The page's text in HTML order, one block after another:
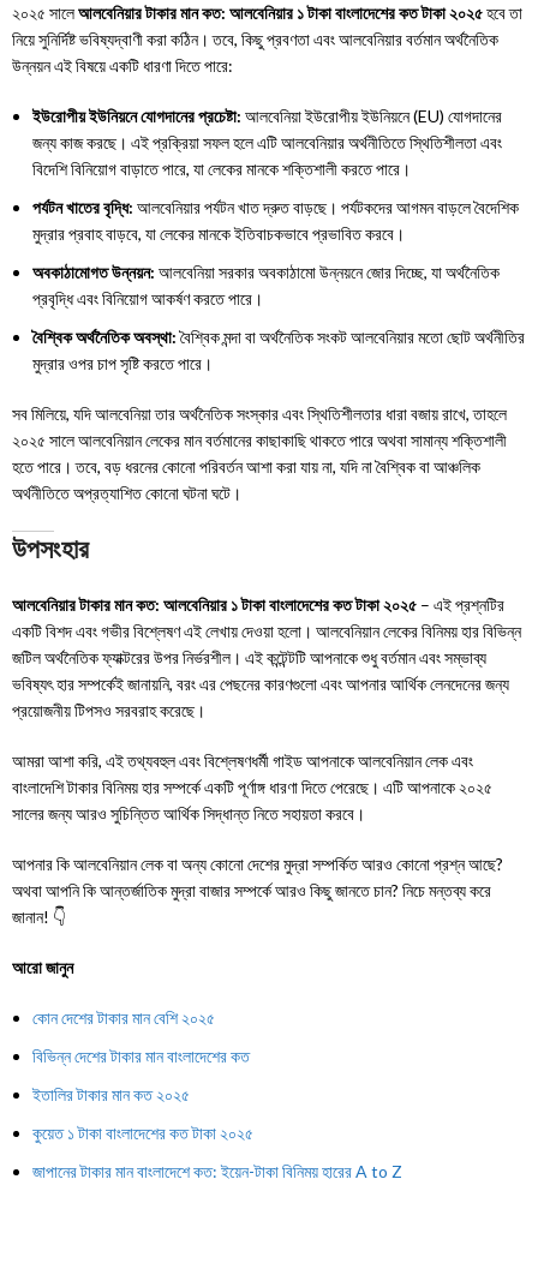
২০২৫ সালেআলবেনিয়ার টাকার মান কত: আলবেনিয়ার ১ টাকা বাংলাদেশের কত টাকা ২০২৫হবে তা
নিয়ে সুনির্দিষ্ট ভবিষ্যদ্বাণী করা কঠিন। তবে, কিছু প্রবণতা এবং আলবেনিয়ার বর্তমান অর্থনৈতিক
উন্নয়ন এই বিষয়ে একটি ধারণা দিতে পারে:
ইউরোপীয় ইউনিয়নে যোগদানের প্রচেষ্টা: আলবেনিয়া ইউরোপীয় ইউনিয়নে (EU) যোগদানের
জন্য কাজ করছে। এই প্রক্রিয়া সফল হলে এটি আলবেনিয়ার অর্থনীতিতে স্থিতিশীলতা এবং
বিদেশি বিনিয়োগ বাড়াতে পারে, যা লেকের মানকে শক্তিশালী করতে পারে।
পর্যটন খাতের বৃদ্ধি: আলবেনিয়ার পর্যটন খাত দ্রুত বাড়ছে। পর্যটকদের আগমন বাড়লে বৈদেশিক
মুদ্রার প্রবাহ বাড়বে, যা লেকের মানকে ইতিবাচকভাবে প্রভাবিত করবে।
অবকাঠামোগত উন্নয়ন: আলবেনিয়া সরকার অবকাঠামো উন্নয়নে জোর দিচ্ছে, যা অর্থনৈতিক
প্রবৃদ্ধি এবং বিনিয়োগ আকর্ষণ করতে পারে।
বৈশ্বিক অর্থনৈতিক অবস্থা:বৈশ্বিক মন্দা বা অর্থনৈতিক সংকট আলবেনিয়ার মতো ছোট অর্থনীতির
মুদ্রার ওপর চাপ সৃষ্টি করতে পারে।
সব মিলিয়ে, যদি আলবেনিয়া তার অর্থনৈতিক সংস্কার এবং স্থিতিশীলতার ধারা বজায় রাখে, তাহলে
২০২৫ সালে আলবেনিয়ান লেকের মান বর্তমানের কাছাকাছি থাকতে পারে অথবা সামান্য শক্তিশালী
হতে পারে। তবে, বড় ধরনের কোনো পরিবর্তন আশা করা যায় না, যদি না বৈশ্বিক বা আঞ্চলিক
অর্থনীতিতে অপ্রত্যাশিত কোনো ঘটনা ঘটে।
উপসংহার
আলবেনিয়ার টাকার মান কত: আলবেনিয়ার ১ টাকা বাংলাদেশের কত টাকা ২০২৫ – এই প্রশ্নটির
একটি বিশদ এবং গভীর বিশ্লেষণ এই লেখায় দেওয়া হলো। আলবেনিয়ান লেকের বিনিময় হার বিভিন্ন
জটিল অর্থনৈতিক ফ্যাক্টরের উপর নির্ভরশীল। এই কন্টেন্টটি আপনাকে শুধু বর্তমান এবং সম্ভাব্য
ভবিষ্যৎ হার সম্পর্কেই জানায়নি, বরং এর পেছনের কারণগুলো এবং আপনার আর্থিক লেনদেনের জন্য
প্রয়োজনীয় টিপসও সরবরাহ করেছে।
আমরা আশা করি, এই তথ্যবহুল এবং বিশ্লেষণধর্মী গাইড আপনাকে আলবেনিয়ান লেক এবং
বাংলাদেশি টাকার বিনিময় হার সম্পর্কে একটি পূর্ণাঙ্গ ধারণা দিতে পেরেছে। এটি আপনাকে ২০২৫
সালের জন্য আরও সুচিন্তিত আর্থিক সিদ্ধান্ত নিতে সহায়তা করবে।
আপনার কি আলবেনিয়ান লেক বা অন্য কোনো দেশের মুদ্রা সম্পর্কিত আরও কোনো প্রশ্ন আছে?
অথবা আপনি কি আন্তর্জাতিক মুদ্রা বাজার সম্পর্কে আরও কিছু জানতে চান? নিচে মন্তব্য করে
জানান! 👇
আরো জানুন
কোন দেশের টাকার মান বেশি ২০২৫
বিভিন্ন দেশের টাকার মান বাংলাদেশের কত
ইতালির টাকার মান কত ২০২৫
কুয়েত ১ টাকা বাংলাদেশের কত টাকা ২০২৫
জাপানের টাকার মান বাংলাদেশে কত: ইয়েন-টাকা বিনিময় হারের A to Z